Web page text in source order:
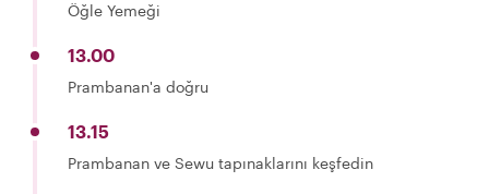
Öğle Yemeği
13.00
Prambanan'a doğru
13.15
Prambanan ve Sewu tapınaklarını keşfedin